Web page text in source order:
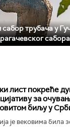
трубача у
лист покреће
за
биљу у
је вековима била